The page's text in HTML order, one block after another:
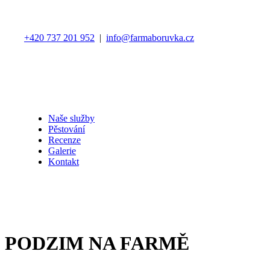
+420 737 201 952 | info@farmaboruvka.cz
Naše služby
Pěstování
Recenze
Galerie
Kontakt
PODZIM NA FARMĚ